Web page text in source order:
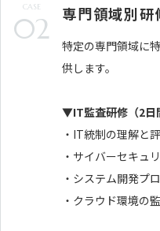
CASE
02 専門領域別研
特定の専門領域に
供します。
▼IT監査研修（2日
・IT統制の理解と
・サイバーセキュ
・システム開発プ
・クラウド環境の